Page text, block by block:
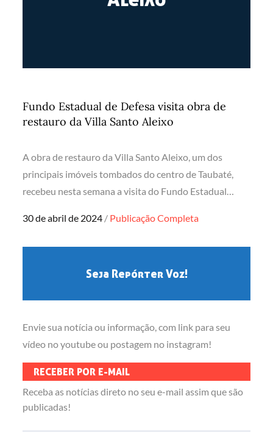
Fundo Estadual de Defesa visita obra de
restauro da Villa Santo Aleixo
A obra de restauro da Villa Santo Aleixo, um dos
principais imóveis tombados do centro de Taubaté,
recebeu nesta semana a visita do Fundo Estadual…
Posted
30 de abril de 2024 Publicação Completa
Seja Repórter Voz!
Envie sua notícia ou informação, com link para seu
vídeo no youtube ou postagem no instagram!
RECEBER POR E-MAIL
Receba as notícias direto no seu e-mail assim que são
publicadas!